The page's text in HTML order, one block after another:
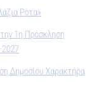
Ρότα»
1η Πρόσκληση
Δημοσίου Χαρακτήρα